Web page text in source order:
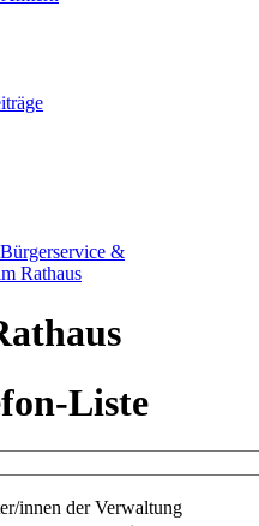
Bürgerservice &
Rathaus
Liste
innen der Verwaltung